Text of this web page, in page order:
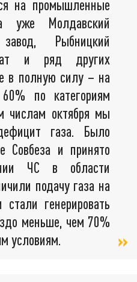
на промышленные
уже Молдавский
завод, Рыбницкий
и ряд других
в полную силу – на
по категориям
числам октября мы
газа. Было
Совбеза и принято
ЧС в области
подачу газа на
генерировать
меньше, чем 70%
условиям.